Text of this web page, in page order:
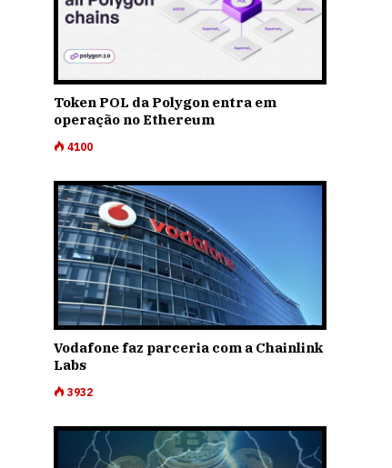
Token POL da Polygon entra em
operação no Ethereum
4100
Vodafone faz parceria com a Chainlink
Labs
3932